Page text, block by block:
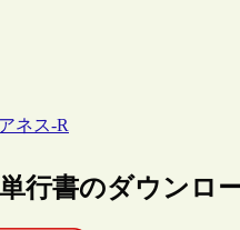
ネス-R
行書のダウンロ